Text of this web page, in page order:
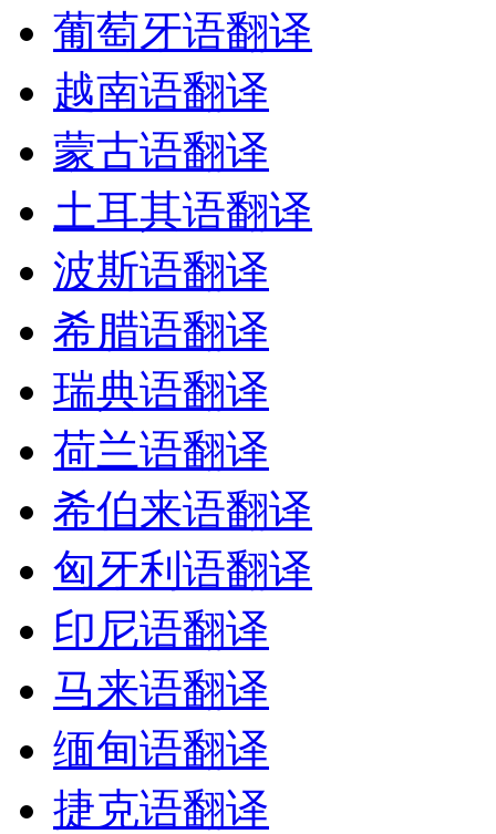
葡萄牙语翻译
越南语翻译
蒙古语翻译
土耳其语翻译
波斯语翻译
希腊语翻译
瑞典语翻译
荷兰语翻译
希伯来语翻译
匈牙利语翻译
印尼语翻译
马来语翻译
缅甸语翻译
捷克语翻译